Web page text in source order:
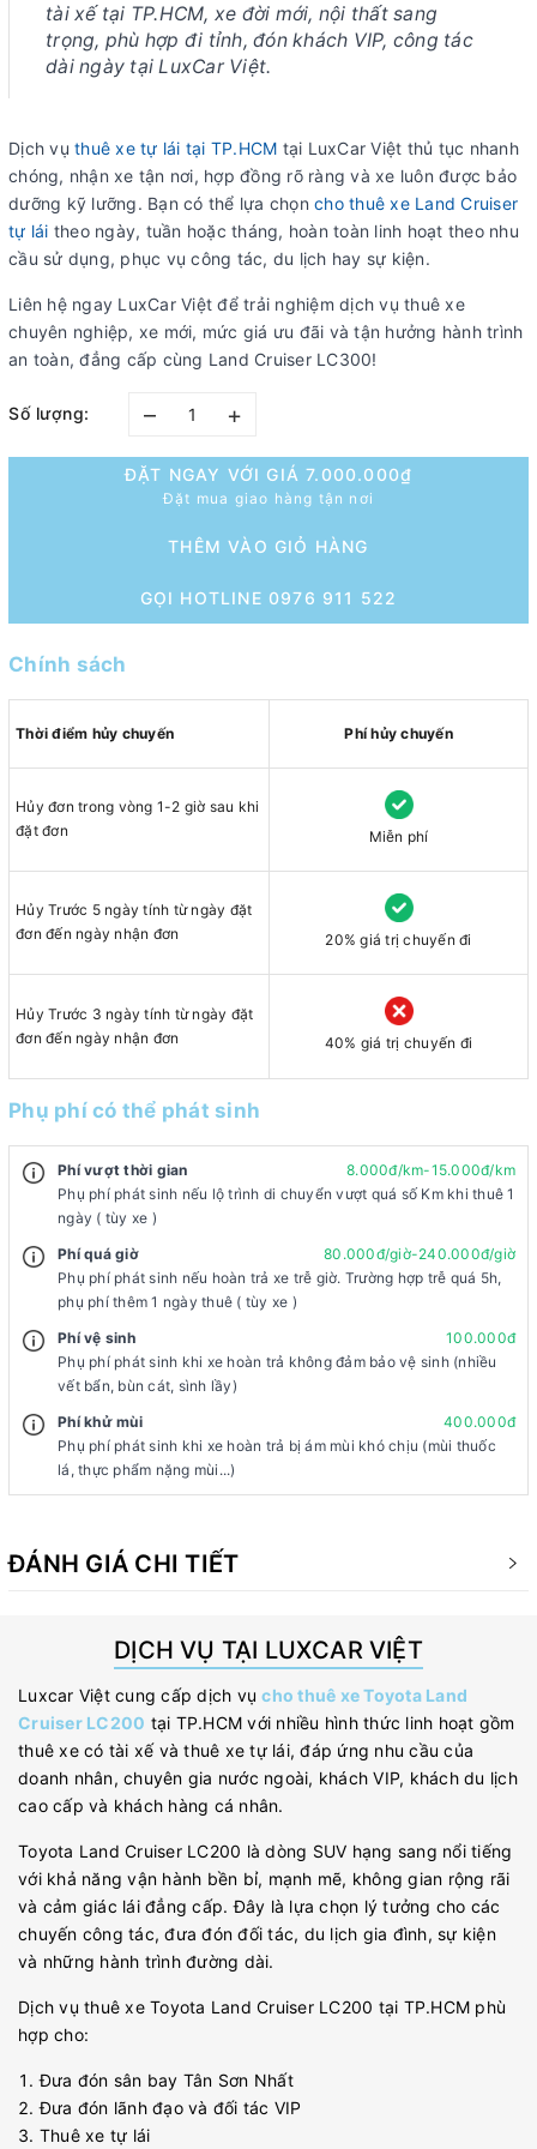
tài xế tại TP.HCM, xe đời mới, nội thất sang
trọng, phù hợp đi tỉnh, đón khách VIP, công tác
dài ngày tại LuxCar Việt.
Dịch vụ thuê xe tự lái tại TP.HCM tại LuxCar Việt thủ tục nhanh
chóng, nhận xe tận nơi, hợp đồng rõ ràng và xe luôn được bảo
dưỡng kỹ lưỡng. Bạn có thể lựa chọn cho thuê xe Land Cruiser
tự lái theo ngày, tuần hoặc tháng, hoàn toàn linh hoạt theo nhu
cầu sử dụng, phục vụ công tác, du lịch hay sự kiện.
Liên hệ ngay LuxCar Việt để trải nghiệm dịch vụ thuê xe
chuyên nghiệp, xe mới, mức giá ưu đãi và tận hưởng hành trình
an toàn, đẳng cấp cùng Land Cruiser LC300!
Số lượng: – +
ĐẶT NGAY VỚI GIÁ7.000.000₫
Đặt mua giao hàng tận nơi
THÊM VÀO GIỎ HÀNG
GỌI HOTLINE 0976 911 522
Chính sách
Thời điểm hủy chuyến Phí hủy chuyến
Hủy đơn trong vòng 1-2 giờ sau khi
đặt đơn
Miễn phí
Hủy Trước 5 ngày tính từ ngày đặt
đơn đến ngày nhận đơn
20% giá trị chuyến đi
Hủy Trước 3 ngày tính từ ngày đặt
đơn đến ngày nhận đơn
40% giá trị chuyến đi
Phụ phí có thể phát sinh
Phí vượt thời gian
8.000đ/km-15.000đ/km
Phụ phí phát sinh nếu lộ trình di chuyển vượt quá số Km khi thuê 1
ngày ( tùy xe )
Phí quá giờ
80.000đ/giờ-240.000đ/giờ
Phụ phí phát sinh nếu hoàn trả xe trễ giờ. Trường hợp trễ quá 5h,
phụ phí thêm 1 ngày thuê ( tùy xe )
Phí vệ sinh
100.000đ
Phụ phí phát sinh khi xe hoàn trả không đảm bảo vệ sinh (nhiều
vết bẩn, bùn cát, sình lầy)
Phí khử mùi
400.000đ
Phụ phí phát sinh khi xe hoàn trả bị ám mùi khó chịu (mùi thuốc
lá, thực phẩm nặng mùi...)
ĐÁNH GIÁ CHI TIẾT
DỊCH VỤ TẠI LUXCAR VIỆT
Luxcar Việt cung cấp dịch vụcho thuê xe Toyota Land
Cruiser LC200 tại TP.HCM với nhiều hình thức linh hoạt gồm
thuê xe có tài xế và thuê xe tự lái, đáp ứng nhu cầu của
doanh nhân, chuyên gia nước ngoài, khách VIP, khách du lịch
cao cấp và khách hàng cá nhân.
Toyota Land Cruiser LC200 là dòng SUV hạng sang nổi tiếng
với khả năng vận hành bền bỉ, mạnh mẽ, không gian rộng rãi
và cảm giác lái đẳng cấp. Đây là lựa chọn lý tưởng cho các
chuyến công tác, đưa đón đối tác, du lịch gia đình, sự kiện
và những hành trình đường dài.
Dịch vụ thuê xe Toyota Land Cruiser LC200 tại TP.HCM phù
hợp cho:
Đưa đón sân bay Tân Sơn Nhất
Đưa đón lãnh đạo và đối tác VIP
Thuê xe tự lái